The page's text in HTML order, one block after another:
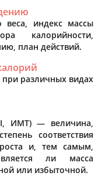
веса, индекс массы
калорийности,
план действий.
при различных видах
ИМТ) — величина,
соответствия
и, тем самым,
ли масса
или избыточной.